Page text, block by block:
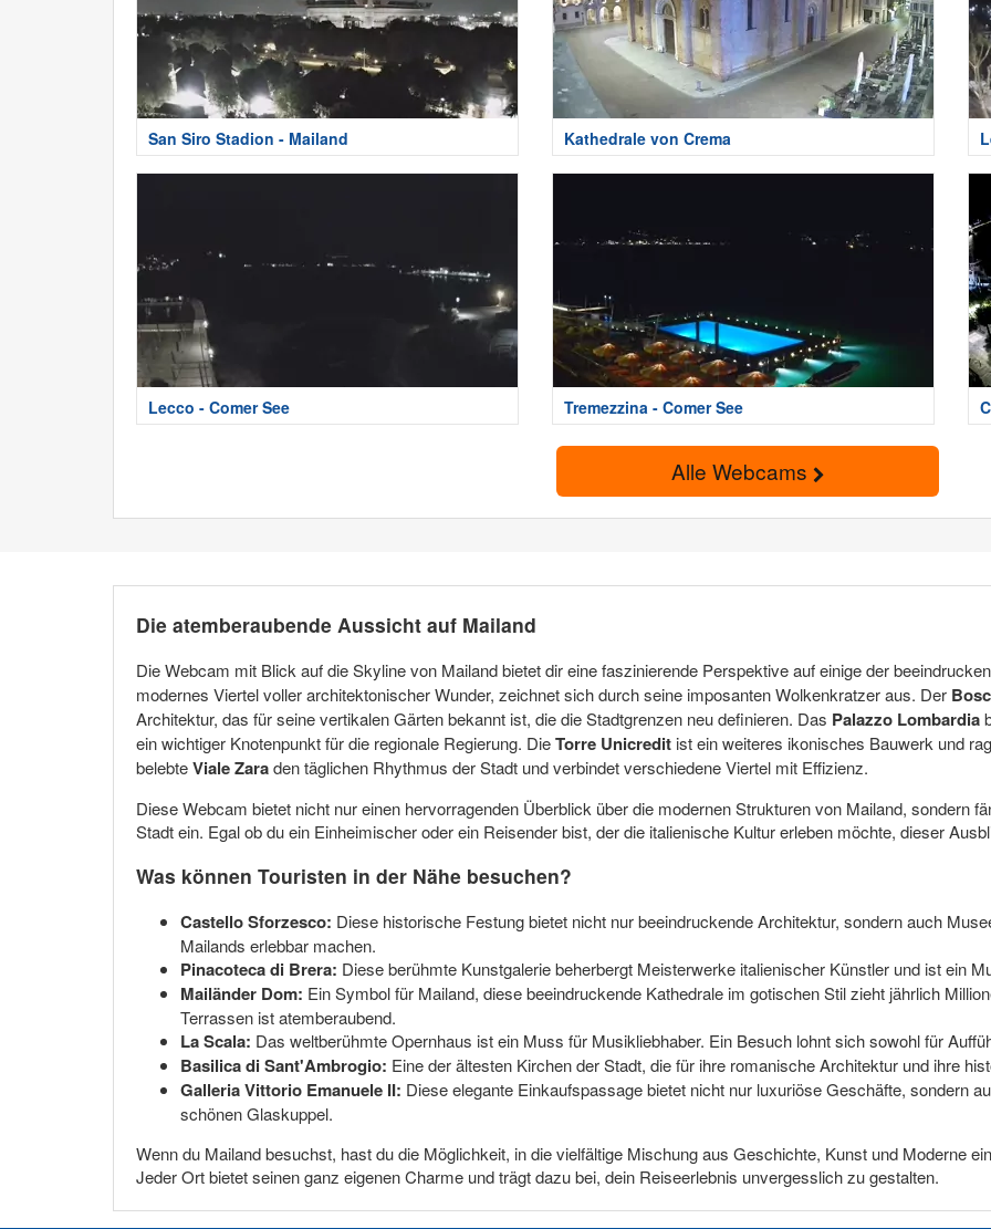
San Siro Stadion - Mailand Kathedrale von Crema
Lecco - Comer See Tremezzina - Comer See
Alle Webcams
Die atemberaubende Aussicht auf Mailand
Die Webcam mit Blick auf die Skyline von Mailand bietet dir eine faszinierende Perspektive auf einige der
modernes Viertel voller architektonischer Wunder, zeichnet sich durch seine imposanten Wolkenkratzer aus. Der
Architektur, das für seine vertikalen Gärten bekannt ist, die die Stadtgrenzen neu definieren. Das Palazzo Lombardia
ein wichtiger Knotenpunkt für die regionale Regierung. DieTorre Unicredit ist ein weiteres ikonisches Bauwerk und
belebteViale Zaraden täglichen Rhythmus der Stadt und verbindet verschiedene Viertel mit Effizienz.
Diese Webcam bietet nicht nur einen hervorragenden Überblick über die modernen Strukturen von Mailand, sondern
Stadt ein. Egal ob du ein Einheimischer oder ein Reisender bist, der die italienische Kultur erleben möchte, dieser
Was können Touristen in der Nähe besuchen?
Castello Sforzesco: Diese historische Festung bietet nicht nur beeindruckende Architektur, sondern auch
Mailands erlebbar machen.
Pinacoteca di Brera: Diese berühmte Kunstgalerie beherbergt Meisterwerke italienischer Künstler und ist ein
Mailänder Dom: Ein Symbol für Mailand, diese beeindruckende Kathedrale im gotischen Stil zieht jährlich
Terrassen ist atemberaubend.
La Scala: Das weltberühmte Opernhaus ist ein Muss für Musikliebhaber. Ein Besuch lohnt sich sowohl für
Basilica di Sant'Ambrogio: Eine der ältesten Kirchen der Stadt, die für ihre romanische Architektur und ihre
Galleria Vittorio Emanuele II: Diese elegante Einkaufspassage bietet nicht nur luxuriöse Geschäfte, sondern
schönen Glaskuppel.
Wenn du Mailand besuchst, hast du die Möglichkeit, in die vielfältige Mischung aus Geschichte, Kunst und Moderne
Jeder Ort bietet seinen ganz eigenen Charme und trägt dazu bei, dein Reiseerlebnis unvergesslich zu gestalten.